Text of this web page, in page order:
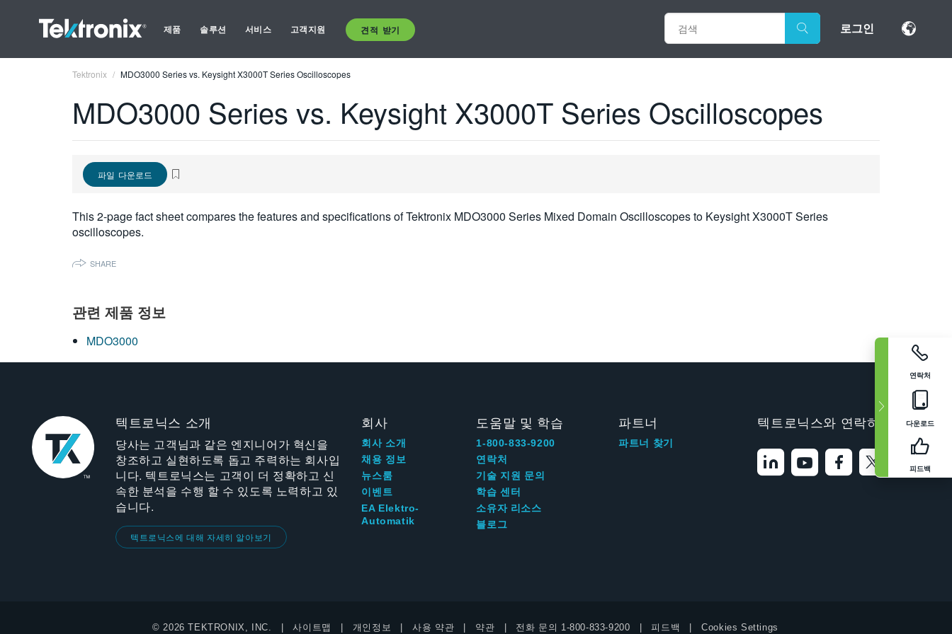
제품 솔루션 서비스 고객지원 견적 받기 로그인
연락처
다운로드
피드백
Tektronix MDO3000 Series vs. Keysight X3000T Series Oscilloscopes
MDO3000 Series vs. Keysight X3000T Series Oscilloscopes
파일 다운로드
This 2-page fact sheet compares the features and specifications of Tektronix MDO3000 Series Mixed Domain Oscilloscopes to Keysight X3000T Series
oscilloscopes.
SHARE
관련 제품 정보
MDO3000
텍트로닉스 소개
당사는 고객님과 같은 엔지니어가 혁신을
창조하고 실현하도록 돕고 주력하는 회사입
니다. 텍트로닉스는 고객이 더 정확하고 신
속한 분석을 수행 할 수 있도록 노력하고 있
습니다.
텍트로닉스에 대해 자세히 알아보기
회사
회사 소개
채용 정보
뉴스룸
이벤트
EA Elektro-
Automatik
도움말 및 학습
1-800-833-9200
연락처
기술 지원 문의
학습 센터
소유자 리소스
블로그
파트너
파트너 찾기
텍트로닉스와 연락하기
© 2026 TEKTRONIX, INC. 사이트맵 개인정보 사용 약관 약관 전화 문의 1-800-833-9200 피드백 Cookies Settings